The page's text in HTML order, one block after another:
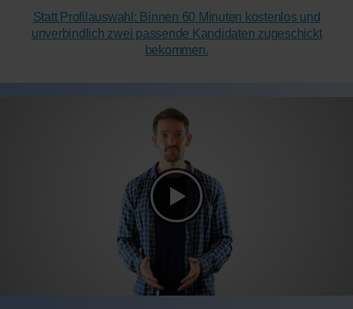
Statt Profilauswahl: Binnen 60 Minuten kostenlos und
unverbindlich zwei passende Kandidaten zugeschickt
bekommen.